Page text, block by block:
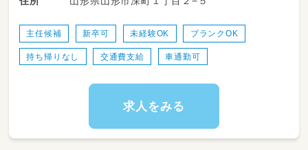
基本的な業務
・お子さん一人ひとりに合わせた個別療育（1人
・2～4名程度の小集団療育（ボードゲームなど
主任候補 新卒可 未経験OK ブランクOK
持ち帰りなし 交通費支給 車通勤可
求人をみる